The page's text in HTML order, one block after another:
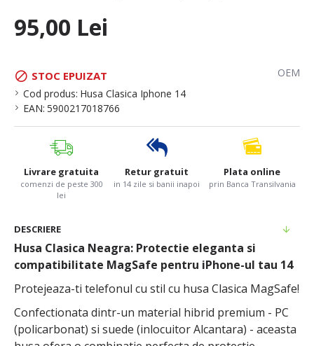
STOC EPUIZAT
Cod produs: Husa Clasica Iphone 14
EAN: 5900217018766
OEM
95,00 Lei
Livrare gratuita
comenzi de peste 300
lei
Retur gratuit
in 14 zile si banii inapoi
Plata online
prin Banca Transilvania
DESCRIERE
Husa Clasica Neagra: Protectie eleganta si
compatibilitate MagSafe pentru iPhone-ul tau 14
Protejeaza-ti telefonul cu stil cu husa Clasica MagSafe!
Confectionata dintr-un material hibrid premium - PC
(policarbonat) si suede (inlocuitor Alcantara) - aceasta